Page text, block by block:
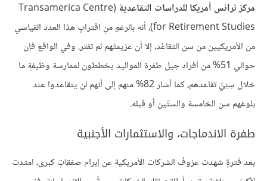
مركز ترانس أمريكا للدراسات التقاعدية (Transamerica Centre
for Retirement Studies)، أنه بالرغمِ منِ اقترابِ هذا العدد القياسي
من الأمريكيين من سن التقاعُد، إلا أن عزيمتَهم لم تفتر. وفي الواقع فإن
حوالي 51% من أفراد جيل طفرة المواليد يخططون لممارسة وظيفةٍ ما
خلال سِنِيِّ تقاعدهم، كما أشار 82% منهم إلى أنهم لن يتقاعدوا عند
بلوغهم سن الخامسة والستّين أو قبله.
طفرة الاندماجات، والاستثمارات الأجنبية
بعد فترةٍ شهدت عزوفَ الشركات الأمريكية عن إبرام صفقاتٍ كبرى، امتدت